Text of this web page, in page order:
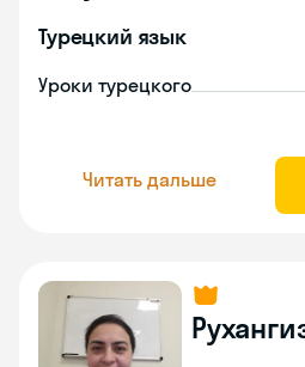
Турецкий язык
Уроки турецкого
Читать дальше